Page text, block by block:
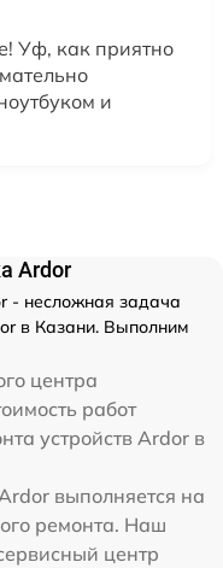
Уф, как приятно
и
Ardor
- несложная задача
в Казани. Выполним
центра
работ
устройств Ardor в
выполняется на
ремонта. Наш
центр